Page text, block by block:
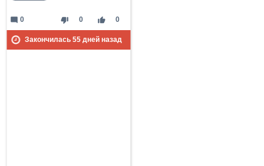
thumb_down 0 thumb_up 0
mode_comment 0
Закончилась 55дней назад